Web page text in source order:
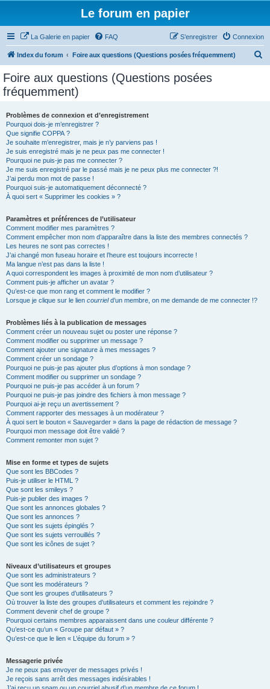
Le forum en papier
La Galerie en papier FAQ Connexion
S’enregistrer
Index du forum Foire aux questions (Questions posées fréquemment)
Foire aux questions (Questions posées
fréquemment)
Problèmes de connexion et d’enregistrement
Pourquoi dois-je m’enregistrer ?
Que signifie COPPA ?
Je souhaite m’enregistrer, mais je n’y parviens pas !
Je suis enregistré mais je ne peux pas me connecter !
Pourquoi ne puis-je pas me connecter ?
Je me suis enregistré par le passé mais je ne peux plus me connecter ?!
J’ai perdu mon mot de passe !
Pourquoi suis-je automatiquement déconnecté ?
À quoi sert « Supprimer les cookies » ?
Paramètres et préférences de l’utilisateur
Comment modifier mes paramètres ?
Comment empêcher mon nom d’apparaître dans la liste des membres connectés ?
Les heures ne sont pas correctes !
J’ai changé mon fuseau horaire et l’heure est toujours incorrecte !
Ma langue n’est pas dans la liste !
A quoi correspondent les images à proximité de mon nom d’utilisateur ?
Comment puis-je afficher un avatar ?
Qu’est-ce que mon rang et comment le modifier ?
Lorsque je clique sur le lien courrield’un membre, on me demande de me connecter !?
Problèmes liés à la publication de messages
Comment créer un nouveau sujet ou poster une réponse ?
Comment modifier ou supprimer un message ?
Comment ajouter une signature à mes messages ?
Comment créer un sondage ?
Pourquoi ne puis-je pas ajouter plus d’options à mon sondage ?
Comment modifier ou supprimer un sondage ?
Pourquoi ne puis-je pas accéder à un forum ?
Pourquoi ne puis-je pas joindre des fichiers à mon message ?
Pourquoi ai-je reçu un avertissement ?
Comment rapporter des messages à un modérateur ?
À quoi sert le bouton « Sauvegarder » dans la page de rédaction de message ?
Pourquoi mon message doit être validé ?
Comment remonter mon sujet ?
Mise en forme et types de sujets
Que sont les BBCodes ?
Puis-je utiliser le HTML ?
Que sont les smileys ?
Puis-je publier des images ?
Que sont les annonces globales ?
Que sont les annonces ?
Que sont les sujets épinglés ?
Que sont les sujets verrouillés ?
Que sont les icônes de sujet ?
Niveaux d’utilisateurs et groupes
Que sont les administrateurs ?
Que sont les modérateurs ?
Que sont les groupes d’utilisateurs ?
Où trouver la liste des groupes d’utilisateurs et comment les rejoindre ?
Comment devenir chef de groupe ?
Pourquoi certains membres apparaissent dans une couleur différente ?
Qu’est-ce qu’un « Groupe par défaut » ?
Qu’est-ce que le lien « L’équipe du forum » ?
Messagerie privée
Je ne peux pas envoyer de messages privés !
Je reçois sans arrêt des messages indésirables !